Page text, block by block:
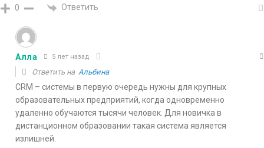
0 Ответить
Алла 5 лет назад
Ответить на Альбина
CRM – системы в первую очередь нужны для крупных
образовательных предприятий, когда одновременно
удаленно обучаются тысячи человек. Для новичка в
дистанционном образовании такая система является
излишней.